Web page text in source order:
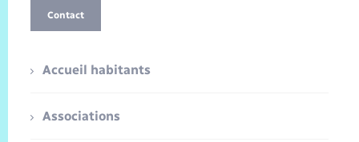
Contact
Accueil habitants
Associations